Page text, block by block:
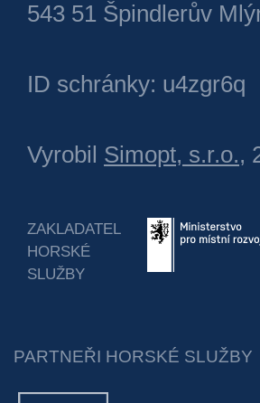
543 51 Špindlerův
ID schránky: u4zgr6q
Vyrobil Simopt, s.r.o.,
ZAKLADATEL
HORSKÉ
SLUŽBY
PARTNEŘI HORSKÉ SLUŽBY